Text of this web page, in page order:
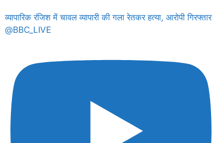
व्यापारिक रंजिश में चावल व्यापारी की गला रेतकर हत्या, आरोपी गिरफ्तार
@BBC_LIVE